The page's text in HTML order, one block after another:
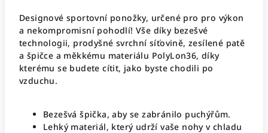
Designové sportovní ponožky, určené pro pro výkon
a nekompromisní pohodlí! Vše díky bezešvé
technologii, prodyšné svrchní síťovině, zesílené patě
a špičce a měkkému materiálu PolyLon36, díky
kterému se budete cítit, jako byste chodili po
vzduchu.
Bezešvá špička, aby se zabránilo puchýřům.
Lehký materiál, který udrží vaše nohy v chladu